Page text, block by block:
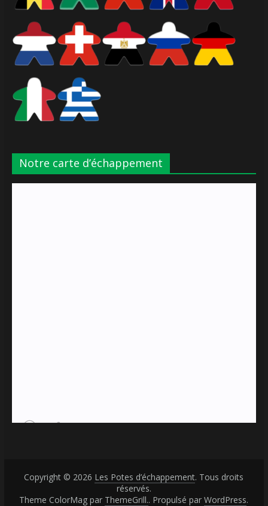
Notre carte d’échappement
Copyright © 2026 Les Potes d’échappement. Tous droits
réservés.
Theme ColorMag par ThemeGrill.. Propulsé parWordPress.